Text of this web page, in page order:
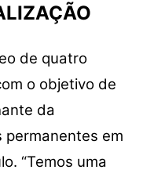
de quatro
o objetivo de
da
permanentes em
“Temos uma